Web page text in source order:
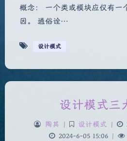
关闭
概念： 一个类或模块应仅有一
因。 通俗诠…
设计模式
设计模式三
陶其 | 设计模式 |
2024-6-05 15:06 |